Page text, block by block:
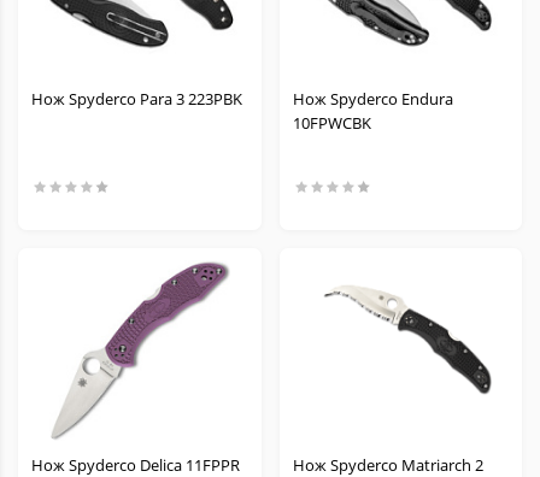
Нож Spyderco Para 3 223PBK
Нож Spyderco Endura
10FPWCBK
Нож Spyderco Delica 11FPPR
Нож Spyderco Matriarch 2